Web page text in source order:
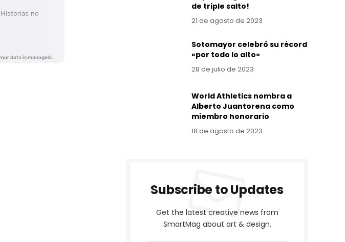
de triple salto!
21 de agosto de 2023
Sotomayor celebró su récord
«por todo lo alto»
28 de julio de 2023
World Athletics nombra a
Alberto Juantorena como
miembro honorario
18 de agosto de 2023
Subscribe to Updates
Get the latest creative news from
SmartMag about art & design.